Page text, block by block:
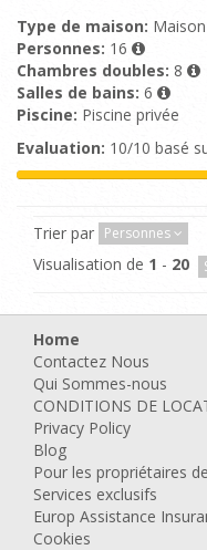
Type de maison:
Personnes: 16
Chambres doubles: 8
Salles de bains: 6
Piscine: Piscine privée
Evaluation: 10/10 basé
Trier par Personnes
Visualisation de 1 - 20
Home
Contactez Nous
Qui Sommes-nous
CONDITIONS DE
Privacy Policy
Blog
Pour les propriétaires
Services exclusifs
Europ Assistance
Cookies